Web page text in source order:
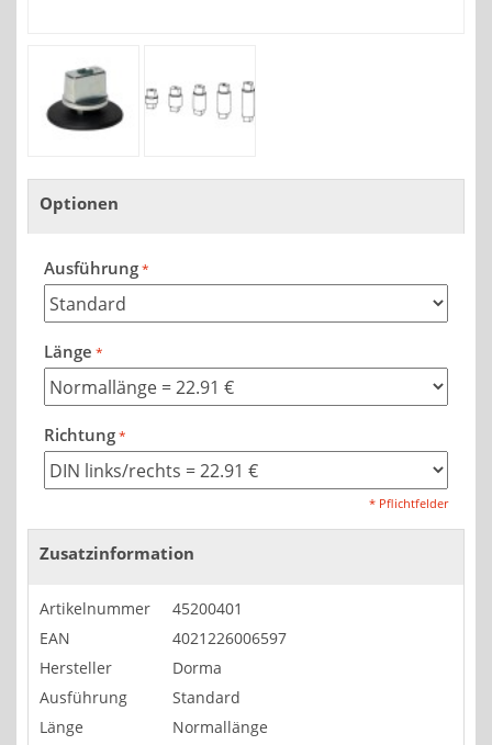
Optionen
Ausführung
Länge
Richtung
* Pflichtfelder
Zusatzinformation
Artikelnummer
45200401
EAN
4021226006597
Hersteller
Dorma
Ausführung
Standard
Länge
Normallänge